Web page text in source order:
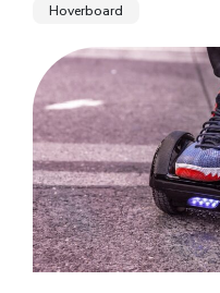
Hoverboard